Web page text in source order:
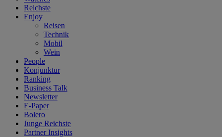
Reichste
Enjoy
Reisen
Technik
Mobil
Wein
People
Konjunktur
Ranking
Business Talk
Newsletter
E-Paper
Bolero
Junge Reichste
Partner Insights